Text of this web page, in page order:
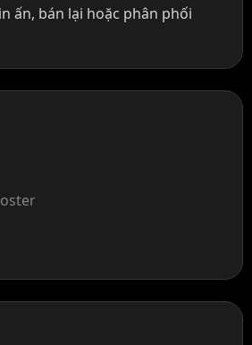
ấn, bán lại hoặc phân phối